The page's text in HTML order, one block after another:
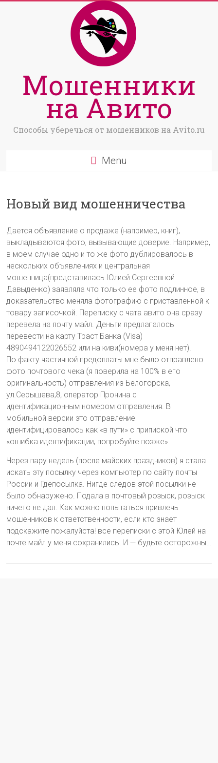
Мошенники
на Авито
Способы уберечься от мошенников на Avito.ru
Menu
Новый вид мошенничества
Дается объявление о продаже (например, книг),
выкладываются фото, вызывающие доверие. Например,
в моем случае одно и то же фото дублировалось в
нескольких объявлениях и центральная
мошенница(представилась Юлией Сергеевной
Давыденко) заявляла что только ее фото подлинное, в
доказательство меняла фотографию с приставленной к
товару записочкой. Переписку с чата авито она сразу
перевела на почту майл. Деньги предлагалось
перевести на карту Траст Банка (Visa)
4890494122026552 или на киви(номера у меня нет).
По факту частичной предоплаты мне было отправлено
фото почтового чека (я поверила на 100% в его
оригинальность) отправления из Белогорска,
ул.Серышева,8, оператор Пронина с
идентификационным номером отправления. В
мобильной версии это отправление
идентифицировалось как «в пути» с припиской что
«ошибка идентификации, попробуйте позже».
Через пару недель (после майских праздников) я стала
искать эту посылку через компьютер по сайту почты
России и Гдепосылка. Нигде следов этой посылки не
было обнаружено. Подала в почтовый розыск, розыск
ничего не дал. Как можно попытаться привлечь
мошенников к ответственности, если кто знает
подскажите пожалуйста! все переписки с этой Юлей на
почте майл у меня сохранились. И — будьте осторожны…